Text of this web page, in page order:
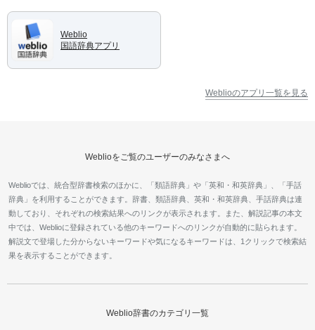
Weblio
国語辞典アプリ
Weblioのアプリ一覧を見る
Weblioをご覧のユーザーのみなさまへ
Weblioでは、統合型辞書検索のほかに、「類語辞典」や「英和・和英辞典」、「手話
辞典」を利用することができます。辞書、類語辞典、英和・和英辞典、手話辞典は連
動しており、それぞれの検索結果へのリンクが表示されます。また、解説記事の本文
中では、Weblioに登録されている他のキーワードへのリンクが自動的に貼られます。
解説文で登場した分からないキーワードや気になるキーワードは、1クリックで検索結
果を表示することができます。
Weblio辞書のカテゴリ一覧